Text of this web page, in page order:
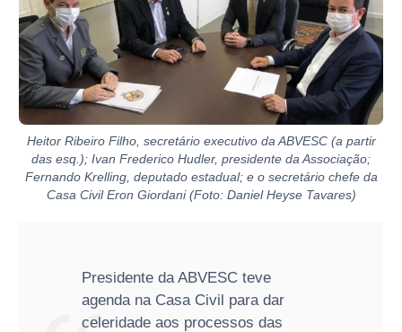
Heitor Ribeiro Filho, secretário executivo da ABVESC (a partir
das esq.); Ivan Frederico Hudler, presidente da Associação;
Fernando Krelling, deputado estadual; e o secretário chefe da
Casa Civil Eron Giordani (Foto: Daniel Heyse Tavares)
Presidente da ABVESC teve
agenda na Casa Civil para dar
celeridade aos processos das